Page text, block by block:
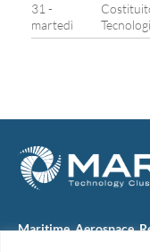
31 -
martedì
Maritime, Aerospace,